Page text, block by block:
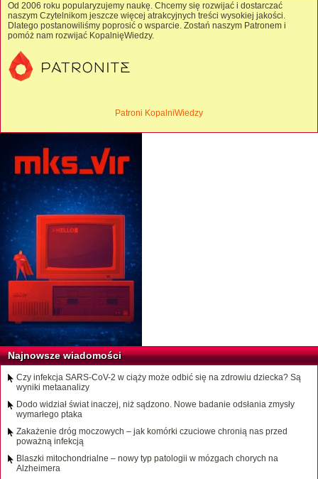
Od 2006 roku popularyzujemy naukę. Chcemy się rozwijać i dostarczać
naszym Czytelnikom jeszcze więcej atrakcyjnych treści wysokiej jakości.
Dlatego postanowiliśmy poprosić o wsparcie. Zostań naszym Patronem i
pomóż nam rozwijać KopalnięWiedzy.
Patroni KopalniWiedzy
Najnowsze wiadomości
Czy infekcja SARS-CoV-2 w ciąży może odbić się na zdrowiu dziecka? Są
wyniki metaanalizy
Dodo widział świat inaczej, niż sądzono. Nowe badanie odsłania zmysły
wymarłego ptaka
Zakażenie dróg moczowych – jak komórki czuciowe chronią nas przed
poważną infekcją
Blaszki mitochondrialne – nowy typ patologii w mózgach chorych na
Alzheimera